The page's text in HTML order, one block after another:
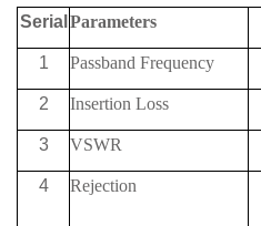
Serial Parameters
1 Passband Frequency
2 Insertion Loss
3 VSWR
4 Rejection